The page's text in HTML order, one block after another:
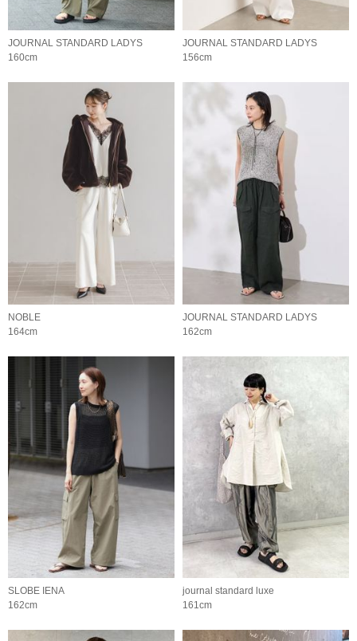
JOURNAL STANDARD LADYS
160cm
JOURNAL STANDARD LADYS
156cm
NOBLE
164cm
JOURNAL STANDARD LADYS
162cm
SLOBE IENA
162cm
journal standard luxe
161cm